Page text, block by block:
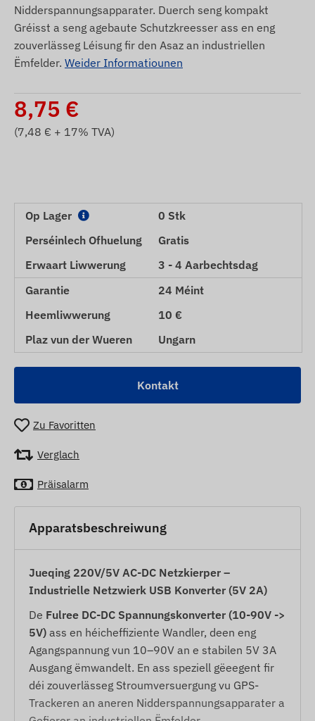
Nidderspannungsapparater. Duerch seng kompakt
Gréisst a seng agebaute Schutzkreesser ass en eng
zouverlässeg Léisung fir den Asaz an industriellen
Ëmfelder. Weider Informatiounen
8,75 €
(7,48 € + 17% TVA)
Op Lager
0 Stk
Perséinlech Ofhuelung
Gratis
Erwaart Liwwerung
3 - 4 Aarbechtsdag
Garantie
24 Méint
Heemliwwerung
10 €
Plaz vun der Wueren
Ungarn
Kontakt
Zu Favoritten
Verglach
Präisalarm
Apparatsbeschreiwung
Jueqing 220V/5V AC-DC Netzkierper –
Industrielle Netzwierk USB Konverter (5V 2A)
De Fulree DC-DC Spannungskonverter (10-90V ->
5V) ass en héicheffiziente Wandler, deen eng
Agangspannung vun 10–90V an e stabilen 5V 3A
Ausgang ëmwandelt. En ass speziell gëeegent fir
déi zouverlässeg Stroumversuergung vu GPS-
Trackeren an aneren Nidderspannungsapparater a